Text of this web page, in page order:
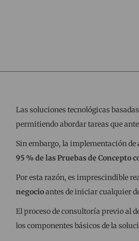
Las soluciones tecnológicas
permitiendo abordar tareas que
Sin embargo, la implementación de
95 % de las Pruebas de
Por esta razón, es imprescindible
negocioantes de iniciar cualquier
El proceso de consultoría previo al
los componentes básicos de la